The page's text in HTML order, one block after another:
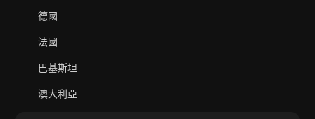
德國
法國
巴基斯坦
澳大利亞